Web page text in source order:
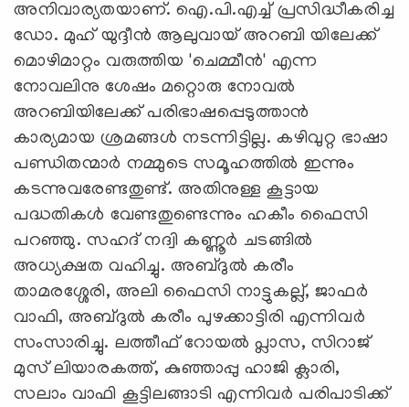
അനിവാര്യതയാണ്. ഐ.പി.എച്ച് പ്രസിദ്ധീകരിച്ച
ഡോ. മുഹ് യുദ്ദീന്‍ ആലുവായ് അറബി യിലേക്ക്
മൊഴിമാറ്റം വരുത്തിയ 'ചെമ്മീന്‍' എന്ന
നോവലിനു ശേഷം മറ്റൊരു നോവല്‍
അറബിയിലേക്ക് പരിഭാഷപ്പെടുത്താന്‍
കാര്യമായ ശ്രമങ്ങള്‍ നടന്നിട്ടില്ല. കഴിവുറ്റ ഭാഷാ
പണ്ഡിതന്മാര്‍ നമ്മുടെ സമൂഹത്തില്‍ ഇന്നും
കടന്നുവരേണ്ടതുണ്ട്. അതിനുള്ള കൂട്ടായ
പദ്ധതികള്‍ വേണ്ടതുണ്ടെന്നും ഹകീം ഫൈസി
പറഞ്ഞു. സഹദ് നദ്വി കണ്ണൂര്‍ ചടങ്ങില്‍
അധ്യക്ഷത വഹിച്ചു. അബ്ദുല്‍ കരീം
താമരശ്ശേരി, അലി ഫൈസി നാട്ടുകല്ല്, ജാഫര്‍
വാഫി, അബ്ദുല്‍ കരീം പുഴക്കാട്ടിരി എന്നിവര്‍
സംസാരിച്ചു. ലത്തീഫ് റോയല്‍ പ്ലാസ, സിറാജ്
മുസ് ലിയാരകത്ത്, കുഞ്ഞാപ്പു ഹാജി ക്ലാരി,
സലാം വാഫി കൂട്ടിലങ്ങാടി എന്നിവര്‍ പരിപാടിക്ക്